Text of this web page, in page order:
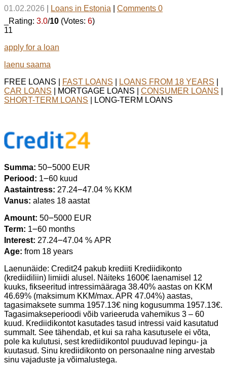
01.02.2026 Loans in Estonia
Comments 0
_Rating: 3.0/10 (Votes: 6)
11
apply for a loan
laenu saama
FREE LOANS |
FAST LOANS LOANS FROM 18 YEARS
CAR LOANS | MORTGAGE LOANS | CONSUMER LOANS
SHORT-TERM LOANS | LONG-TERM LOANS
Summa: 50౼5000 EUR
Periood: 1౼60 kuud
Aastaintress: 27.24౼47.04 % KKM
Vanus: alates 18 aastat
Amount: 50౼5000 EUR
Term: 1౼60 months
Interest: 27.24౼47.04 % APR
Age: from 18 years
Laenunäide: Credit24 pakub krediiti Krediidikonto
(krediidiliin) limiidi alusel. Näiteks 1600€ laenamisel 12
kuuks, fikseeritud intressimääraga 38.40% aastas on KKM
46.69% (maksimum KKM/max. APR 47.04%) aastas,
tagasimaksete summa 1957.13€ ning kogusumma 1957.13€.
Tagasimakseperioodi võib varieeruda vahemikus 3 – 60
kuud. Krediidikontot kasutades tasud intressi vaid kasutatud
summalt. See tähendab, et kui sa raha kasutusele ei võta,
pole ka kulutusi, sest krediidikontol puuduvad lepingu- ja
kuutasud. Sinu krediidikonto on personaalne ning arvestab
sinu vajaduste ja võimalustega.